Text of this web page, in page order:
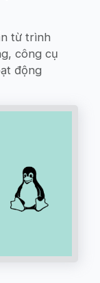
từ trình
công cụ
động